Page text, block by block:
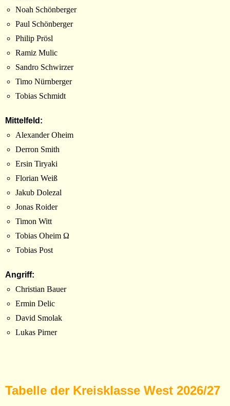
Noah Schönberger
Paul Schönberger
Philip Prösl
Ramiz Mulic
Sandro Schwirzer
Timo Nürnberger
Tobias Schmidt
Mittelfeld:
Alexander Oheim
Derron Smith
Ersin Tiryaki
Florian Weiß
Jakub Dolezal
Jonas Roider
Timon Witt
Tobias Oheim Ω
Tobias Post
Angriff:
Christian Bauer
Ermin Delic
David Smolak
Lukas Pirner
Tabelle der Kreisklasse West 2026/27